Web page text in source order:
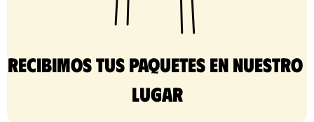
Recibimos tus paquetes en nuestro
lugar